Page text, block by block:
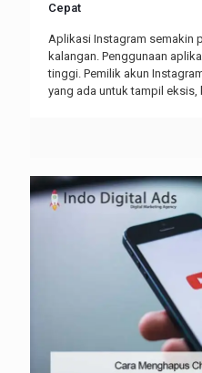
Cepat
Aplikasi Instagram semakin
kalangan. Penggunaan
tinggi. Pemilik akun
yang ada untuk tampil eksis,